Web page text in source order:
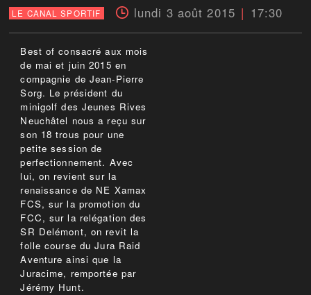
LE CANAL SPORTIF lundi 3 août 2015 17:30
Best of consacré aux mois
de mai et juin 2015 en
compagnie de Jean-Pierre
Sorg. Le président du
minigolf des Jeunes Rives
Neuchâtel nous a reçu sur
son 18 trous pour une
petite session de
perfectionnement. Avec
lui, on revient sur la
renaissance de NE Xamax
FCS, sur la promotion du
FCC, sur la relégation des
SR Delémont, on revit la
folle course du Jura Raid
Aventure ainsi que la
Juracime, remportée par
Jérémy Hunt.